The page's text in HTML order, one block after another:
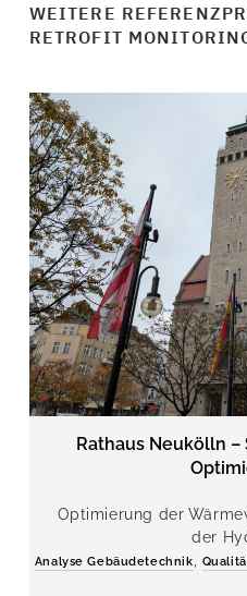
WEITERE
RETROFIT
Rathaus Neukölln
Optimierung der
der
Analyse Gebäudetechnik